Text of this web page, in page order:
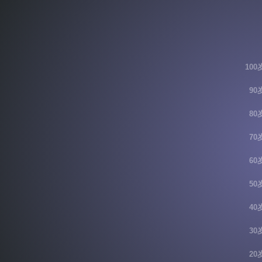
100
90
80
70
60
50
40
30
20